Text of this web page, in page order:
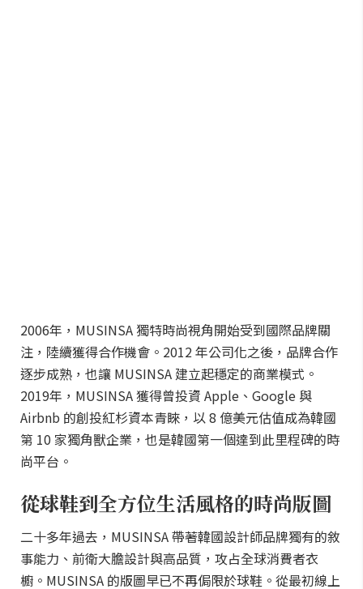
2006年，MUSINSA 獨特時尚視角開始受到國際品牌關
注，陸續獲得合作機會。2012 年公司化之後，品牌合作
逐步成熟，也讓 MUSINSA 建立起穩定的商業模式。
2019年，MUSINSA 獲得曾投資 Apple、Google 與
Airbnb 的創投紅杉資本青睞，以 8 億美元估值成為韓國
第 10 家獨角獸企業，也是韓國第一個達到此里程碑的時
尚平台。
從球鞋到全方位生活風格的時尚版圖
二十多年過去，MUSINSA 帶著韓國設計師品牌獨有的敘
事能力、前衛大膽設計與高品質，攻占全球消費者衣
櫥。MUSINSA 的版圖早已不再侷限於球鞋。從最初線上